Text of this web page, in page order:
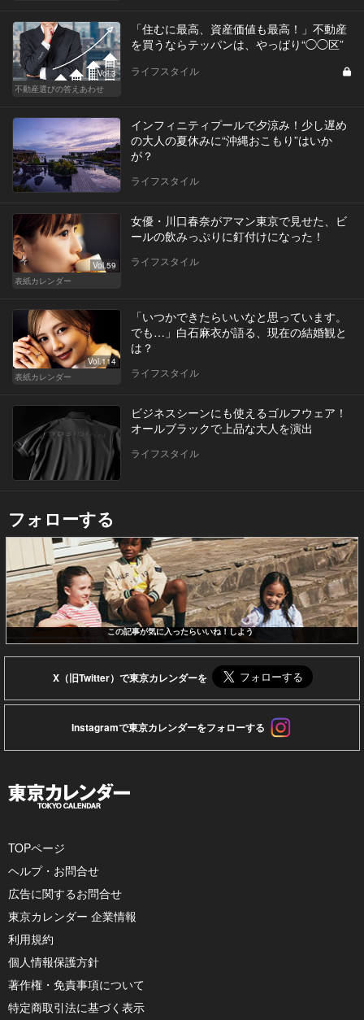
Vol.3
不動産選びの答えあわせ
「住むに最高、資産価値も最高！」不動産
を買うならテッパンは、やっぱり“◯◯区”
ライフスタイル
インフィニティプールで夕涼み！少し遅め
の大人の夏休みに“沖縄おこもり”はいか
が？
ライフスタイル
Vol.59
表紙カレンダー
女優・川口春奈がアマン東京で見せた、ビ
ールの飲みっぷりに釘付けになった！
ライフスタイル
Vol.114
表紙カレンダー
「いつかできたらいいなと思っています。
でも…」白石麻衣が語る、現在の結婚観と
は？
ライフスタイル
ビジネスシーンにも使えるゴルフウェア！
オールブラックで上品な大人を演出
ライフスタイル
フォローする
この記事が気に入ったらいいね！しよう
X（旧Twitter）で東京カレンダーを
Instagramで東京カレンダーをフォローする
TOPページ
ヘルプ・お問合せ
広告に関するお問合せ
東京カレンダー 企業情報
利用規約
個人情報保護方針
著作権・免責事項について
特定商取引法に基づく表示